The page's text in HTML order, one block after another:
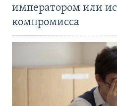
императором или
компромисса